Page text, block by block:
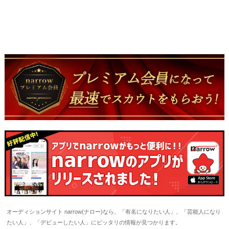
オーディションサイト narrow(ナロー)なら、「有名になりたい人」、「芸能人になり
たい人」、「デビューしたい人」にピッタリの情報が見つかります。